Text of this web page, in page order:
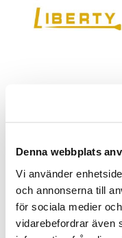
Denna webbplats
Vi använder
och annonserna till
för sociala medier
vidarebefordrar även
134,00